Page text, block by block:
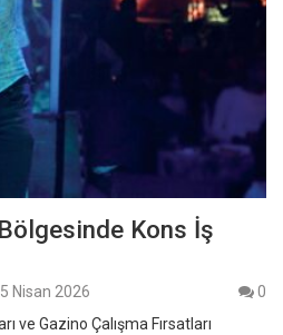
Kons İş
Nisan 2026
0
ve Gazino Çalışma Fırsatları